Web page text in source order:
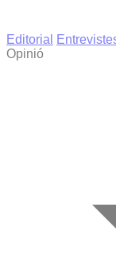
Editorial
Opinió